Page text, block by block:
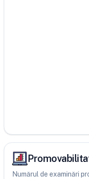
Numărul de examinări